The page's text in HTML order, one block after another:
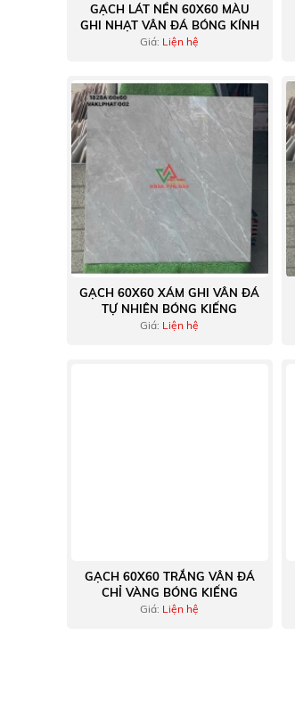
GẠCH LÁT NỀN 60X60 MÀU
GHI NHẠT VÂN ĐÁ BÓNG KÍNH
Giá: Liện hệ
GẠCH 60X60 XÁM GHI VÂN ĐÁ
TỰ NHIÊN BÓNG KIẾNG
Giá: Liện hệ
GẠCH 60X60 TRẮNG VÂN ĐÁ
CHỈ VÀNG BÓNG KIẾNG
Giá: Liện hệ